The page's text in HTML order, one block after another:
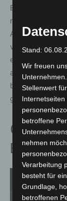
Besucher,
mitzunehmen
Achtlos
verschandeln
erheblichen
alle ihren
bleiben, an
genossen
Grillen
Stand:
Wir freuen
Stellenwert
betroffene
nehmen
Verarbeitung
besteht für
Grundlage,
betroffenen